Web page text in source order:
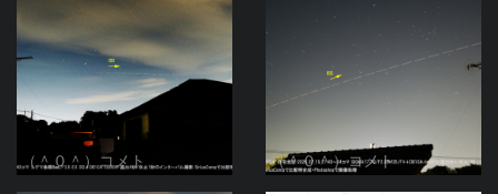
（＾０＾）コメト （＾０＾）コメト